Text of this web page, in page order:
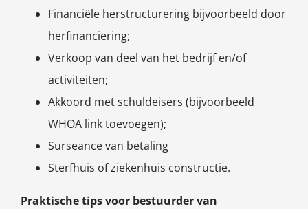
Financiële herstructurering bijvoorbeeld door
herfinanciering;
Verkoop van deel van het bedrijf en/of
activiteiten;
Akkoord met schuldeisers (bijvoorbeeld
WHOA link toevoegen);
Surseance van betaling
Sterfhuis of ziekenhuis constructie.
Praktische tips voor bestuurder van